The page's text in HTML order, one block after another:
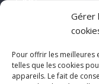
Gérer
Pour offrir les meilleures
telles que les cookies
appareils. Le fait de
discothèque